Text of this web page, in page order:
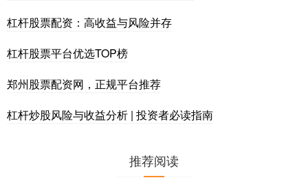
杠杆股票配资：高收益与风险并存
杠杆股票平台优选TOP榜
郑州股票配资网，正规平台推荐
杠杆炒股风险与收益分析 | 投资者必读指南
推荐阅读